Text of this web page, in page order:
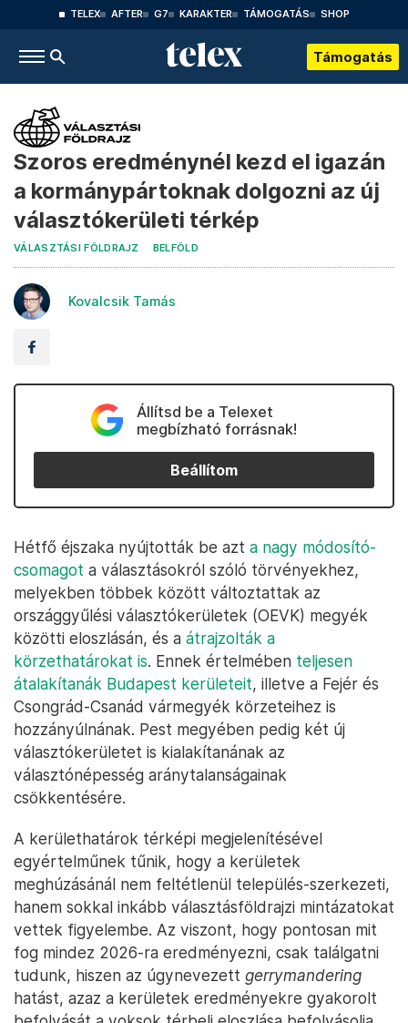
TELEX AFTER G7 KARAKTER TÁMOGATÁS SHOP
Támogatás
Szoros eredménynél kezd el igazán
a kormánypártoknak dolgozni az új
választókerületi térkép
VÁLASZTÁSI FÖLDRAJZ BELFÖLD
Kovalcsik Tamás
Állítsd be a Telexet
megbízható forrásnak!
Beállítom
Hétfő éjszaka nyújtották be azt a nagy módosító-
csomagot a választásokról szóló törvényekhez,
melyekben többek között változtattak az
országgyűlési választókerületek (OEVK) megyék
közötti eloszlásán, és a átrajzolták a
körzethatárokat is. Ennek értelmében teljesen
átalakítanák Budapest kerületeit, illetve a Fejér és
Csongrád-Csanád vármegyék körzeteihez is
hozzányúlnának. Pest megyében pedig két új
választókerületet is kialakítanának az
választónépesség aránytalanságainak
csökkentésére.
A kerülethatárok térképi megjelenítésével
egyértelműnek tűnik, hogy a kerületek
meghúzásánál nem feltétlenül település-szerkezeti,
hanem sokkal inkább választásföldrajzi mintázatokat
vettek figyelembe. Az viszont, hogy pontosan mit
fog mindez 2026-ra eredményezni, csak találgatni
tudunk, hiszen az úgynevezett gerrymandering
hatást, azaz a kerületek eredményekre gyakorolt